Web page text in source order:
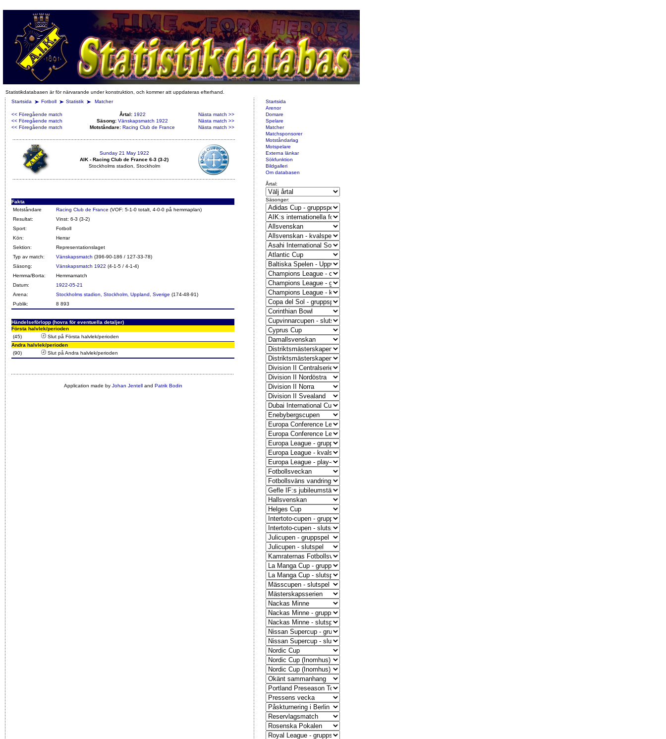
Statistikdatabasen är för närvarande under konstruktion, och kommer att uppdateras efterhand.
Startsida
Fotboll Statistik Matcher
<< Föregående match Årtal: 1922
Nästa match >>
<< Föregående match
Säsong: Vänskapsmatch 1922
Nästa match >>
<< Föregående match
Motståndare: Racing Club de France Nästa match >>
Sunday 21 May 1922
AIK - Racing Club de France 6-3 (3-2)
Stockholms stadion, Stockholm
Fakta
Motståndare
Racing Club de France (VOF: 5-1-0 totalt, 4-0-0 på hemmaplan)
Resultat:
Vinst: 6-3 (3-2)
Sport:
Fotboll
Kön:
Herrar
Sektion:
Representationslaget
Typ av match:
Vänskapsmatch (396-90-186 / 127-33-78)
Säsong:
Vänskapsmatch 1922 (4-1-5 / 4-1-4)
Hemma/Borta:
Hemmamatch
Datum:
1922-05-21
Arena:
Stockholms stadion, Stockholm, Uppland, Sverige (174-48-91)
Publik:
8 893
Händelseförlopp (hovra för eventuella detaljer)
Första halvlek/perioden
(45)
Slut på Första halvlek/perioden
Andra halvlek/perioden
(90)
Slut på Andra halvlek/perioden
Application made by Johan Jentelland Patrik Bodin
Startsida
Arenor
Domare
Spelare
Matcher
Matchsponsorer
Motståndarlag
Motspelare
Externa länkar
Sökfunktion
Bildgalleri
Om databasen
Årtal:
Säsonger: